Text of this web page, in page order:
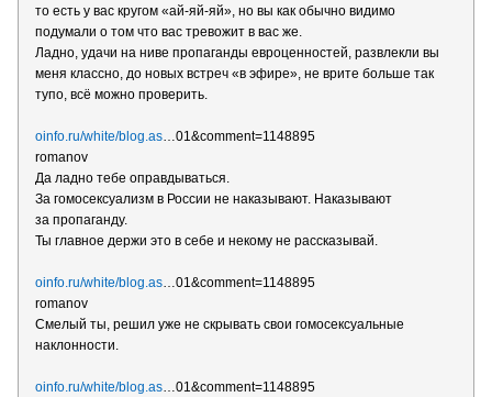
то есть у вас кругом «ай-яй-яй», но вы как обычно видимо
подумали о том что вас тревожит в вас же.
Ладно, удачи на ниве пропаганды евроценностей, развлекли вы
меня классно, до новых встреч «в эфире», не врите больше так
тупо, всё можно проверить.
oinfo.ru/white/blog.as…01&comment=1148895
romanov
Да ладно тебе оправдываться.
За гомосексуализм в России не наказывают. Наказывают
за пропаганду.
Ты главное держи это в себе и некому не рассказывай.
oinfo.ru/white/blog.as…01&comment=1148895
romanov
Смелый ты, решил уже не скрывать свои гомосексуальные
наклонности.
oinfo.ru/white/blog.as…01&comment=1148895